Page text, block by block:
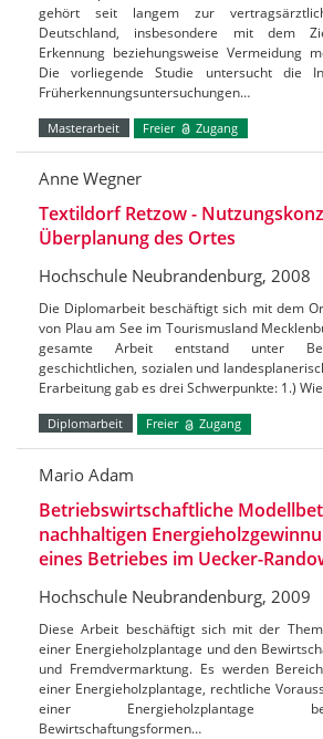
gehört seit langem zur
Deutschland, insbesondere mit dem
Erkennung beziehungsweise Vermeidung
Die vorliegende Studie untersucht die
Früherkennungsuntersuchungen…
Masterarbeit Freier Zugang
Anne Wegner
Textildorf Retzow -
Überplanung des Ortes
Hochschule Neubrandenburg, 2008
Die Diplomarbeit beschäftigt sich mit dem
von Plau am See im Tourismusland
gesamte Arbeit entstand unter
geschichtlichen, sozialen und
Erarbeitung gab es drei Schwerpunkte: 1.)
Diplomarbeit Freier Zugang
Mario Adam
Betriebswirtschaftliche
nachhaltigen
eines Betriebes im Uecker-
Hochschule Neubrandenburg, 2009
Diese Arbeit beschäftigt sich mit der
einer Energieholzplantage und den
und Fremdvermarktung. Es werden
einer Energieholzplantage, rechtliche
einer Energieholzplantage
Bewirtschaftungsformen…